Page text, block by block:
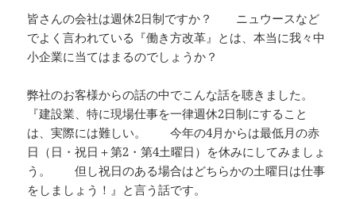
皆さんの会社は週休2日制ですか？ ニュウースなど
でよく言われている『働き方改革』とは、本当に我々中
小企業に当てはまるのでしょうか？
弊社のお客様からの話の中でこんな話を聴きました。
『建設業、特に現場仕事を一律週休2日制にすること
は、実際には難しい。 今年の4月からは最低月の赤
日（日・祝日＋第2・第4土曜日）を休みにしてみましょ
う。 但し祝日のある場合はどちらかの土曜日は仕事
をしましょう！』と言う話です。